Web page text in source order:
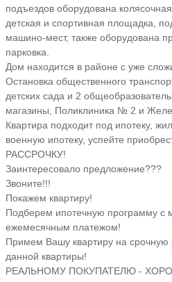
подъездов оборудована
детская и спортивная площадка,
машино-мест, также оборудована
парковка.
Дом находится в районе с уже
Остановка общественного
детских сада и 2
магазины, Поликлиника № 2 и
Квартира подходит под ипотеку,
военную ипотеку, успейте
РАССРОЧКУ!
Заинтересовало предложение???
Звоните!!!
Покажем квартиру!
Подберем ипотечную программу с
ежемесячным платежом!
Примем Вашу квартиру на срочную
данной квартиры!
РЕАЛЬНОМУ ПОКУПАТЕЛЮ -